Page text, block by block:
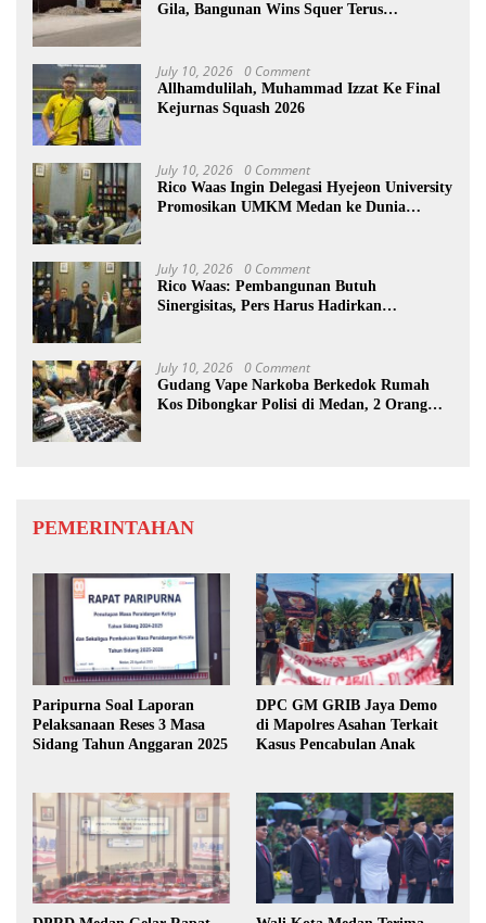
Gila, Bangunan Wins Squer Terus
July 10, 2026 0 Comment
Allhamdulilah, Muhammad Izzat Ke Final
Kejurnas Squash 2026
July 10, 2026 0 Comment
Rico Waas Ingin Delegasi Hyejeon University
Promosikan UMKM Medan ke Dunia
July 10, 2026 0 Comment
Rico Waas: Pembangunan Butuh
Sinergisitas, Pers Harus Hadirkan
July 10, 2026 0 Comment
Gudang Vape Narkoba Berkedok Rumah
Kos Dibongkar Polisi di Medan, 2 Orang
PEMERINTAHAN
Paripurna Soal Laporan
Pelaksanaan Reses 3 Masa
Sidang Tahun Anggaran 2025
DPC GM GRIB Jaya Demo
di Mapolres Asahan Terkait
Kasus Pencabulan Anak